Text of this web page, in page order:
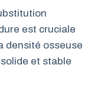
est cruciale
densité osseuse
et stable